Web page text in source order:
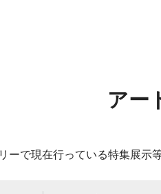
アー
ーで現在行っている特集展示